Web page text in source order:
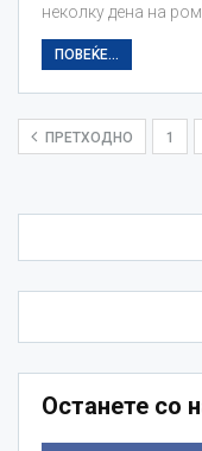
неколку дена на
ПОВЕЌЕ...
ПРЕТХОДНО 1
Останете со